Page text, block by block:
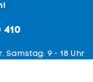
410
Samstag: 9 - 18 Uhr